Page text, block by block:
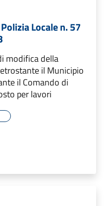
Locale n. 57
modifica della
il Municipio
il Comando di
per lavori